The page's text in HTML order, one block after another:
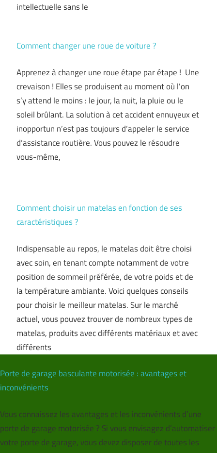
intellectuelle sans le
Comment changer une roue de voiture ?
Apprenez à changer une roue étape par étape ! Une
crevaison ! Elles se produisent au moment où l’on
s’y attend le moins : le jour, la nuit, la pluie ou le
soleil brûlant. La solution à cet accident ennuyeux et
inopportun n’est pas toujours d’appeler le service
d’assistance routière. Vous pouvez le résoudre
vous-même,
Comment choisir un matelas en fonction de ses
caractéristiques ?
Indispensable au repos, le matelas doit être choisi
avec soin, en tenant compte notamment de votre
position de sommeil préférée, de votre poids et de
la température ambiante. Voici quelques conseils
pour choisir le meilleur matelas. Sur le marché
actuel, vous pouvez trouver de nombreux types de
matelas, produits avec différents matériaux et avec
différents
Porte de garage basculante motorisée : avantages et
inconvénients
Vous connaissez les avantages et les inconvénients d’une
porte de garage motorisée ? Si vous envisagez d’automatiser
votre porte de garage, vous devez disposer de toutes les